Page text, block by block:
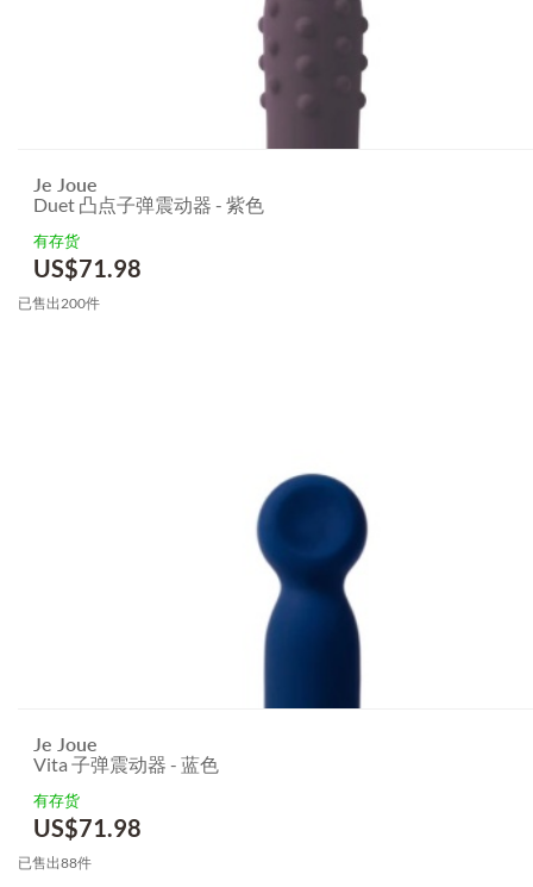
Je Joue
Duet 凸点子弹震动器 - 紫色
有存货
US$71.98
已售出200件
Je Joue
Vita 子弹震动器 - 蓝色
有存货
US$71.98
已售出88件